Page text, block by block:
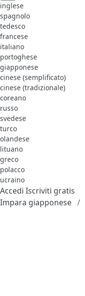
inglese
spagnolo
tedesco
francese
italiano
portoghese
giapponese
cinese (semplificato)
cinese (tradizionale)
coreano
russo
svedese
turco
olandese
lituano
greco
polacco
ucraino
Accedi Iscriviti gratis
Impara giapponese